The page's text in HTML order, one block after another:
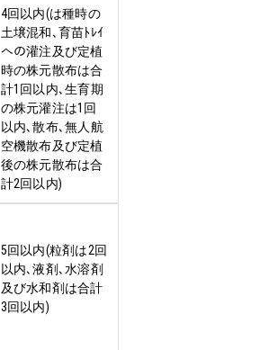
4回以内(は種時の
土壌混和､育苗ﾄﾚｲ
への灌注及び定植
時の株元散布は合
計1回以内､生育期
の株元灌注は1回
以内､散布､無人航
空機散布及び定植
後の株元散布は合
計2回以内)
5回以内(粒剤は2回
以内､液剤､水溶剤
及び水和剤は合計
3回以内)